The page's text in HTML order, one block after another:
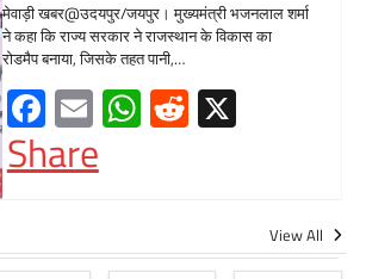
उदयपुर जयपुर 17 जून। मुख्यमंत्री भजनलाल शर्मा ने
बुधवार को उदयपुर प्रवास के दौरान उदयपुर विकास
प्राधिकरण में आयोजित शहरी…
Facebook
EmailWhatsApp
Reddit
X
Share
ग्राम रथ अभियान पहुंचा लकड़वास, सांसद
View All